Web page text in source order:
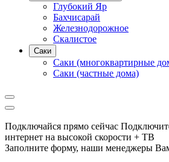
Глубокий Яр
Бахчисарай
Железнодорожное
Скалистое
Саки
Саки (многоквартирные
Саки (частные дома)
Подключайся прямо сейчас
интернет на высокой скорости + ТВ
Заполните форму, наши менеджеры